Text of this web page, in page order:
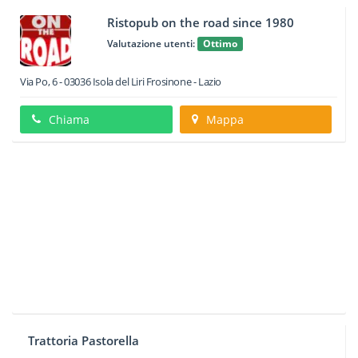
Ristopub on the road since 1980
Valutazione utenti: Ottimo
Via Po, 6-03036 Isola del LiriFrosinone -Lazio
Chiama Mappa
Trattoria Pastorella